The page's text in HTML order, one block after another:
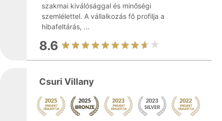
szakmai kiválósággal és minőségi
szemlélettel. A vállalkozás fő profilja a
hibafeltárás, ...
8.6
Csuri Villany